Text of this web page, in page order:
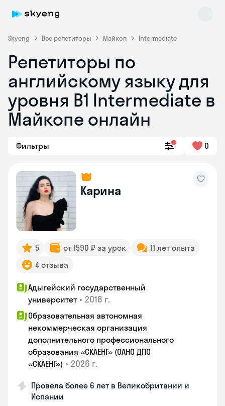
Skyeng Все репетиторы Майкоп Intermediate
Репетиторы по
английскому языку для
уровня B1 Intermediate в
Майкопе онлайн
Фильтры 0
Карина
5 от 1590 ₽ за урок
11 лет опыта
4 отзыва
Адыгейский государственный
университет • 2018 г.
Образовательная автономная
некоммерческая организация
дополнительного профессионального
образования «СКАЕНГ» (ОАНО ДПО
«СКАЕНГ») • 2026 г.
Провела более 6 лет в Великобритании и
Испании